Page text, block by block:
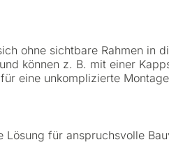
ohne sichtbare Rahmen in
können z. B. mit einer
eine unkomplizierte
für anspruchsvolle